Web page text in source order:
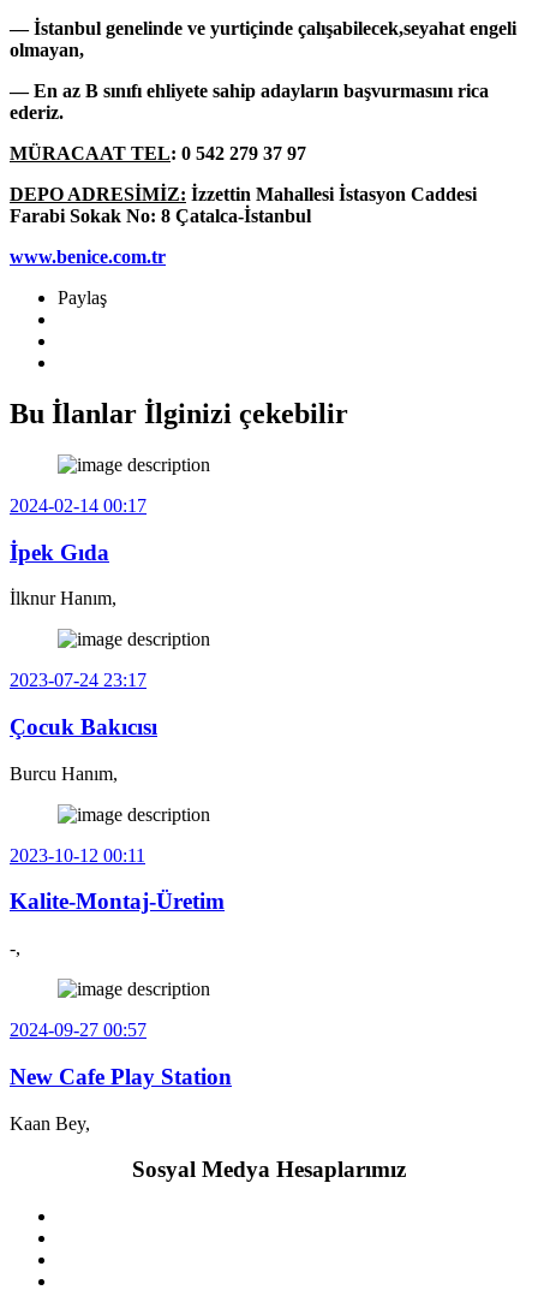
— İstanbul genelinde ve yurtiçinde çalışabilecek,seyahat engeli
olmayan,
— En az B sınıfı ehliyete sahip adayların başvurmasını rica
ederiz.
MÜRACAAT TEL: 0 542 279 37 97
DEPO ADRESİMİZ: İzzettin Mahallesi İstasyon Caddesi
Farabi Sokak No: 8 Çatalca-İstanbul
www.benice.com.tr
Paylaş
Bu İlanlar İlginizi çekebilir
2024-02-14 00:17
İpek Gıda
İlknur Hanım,
2023-07-24 23:17
Çocuk Bakıcısı
Burcu Hanım,
2023-10-12 00:11
Kalite-Montaj-Üretim
-,
2024-09-27 00:57
New Cafe Play Station
Kaan Bey,
Sosyal Medya Hesaplarımız